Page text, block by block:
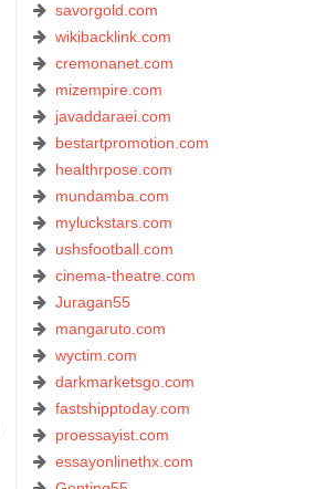
savorgold.com
wikibacklink.com
cremonanet.com
mizempire.com
javaddaraei.com
bestartpromotion.com
healthrpose.com
mundamba.com
myluckstars.com
ushsfootball.com
cinema-theatre.com
Juragan55
mangaruto.com
wyctim.com
darkmarketsgo.com
fastshipptoday.com
proessayist.com
essayonlinethx.com